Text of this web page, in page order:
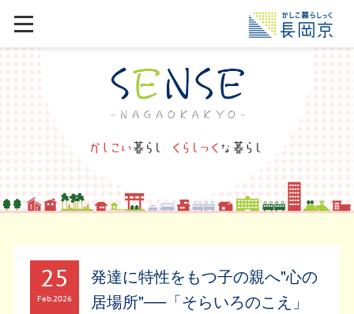
25
Feb2026
発達に特性をもつ子の親へ"心の
居場所"──「そらいろのこえ」